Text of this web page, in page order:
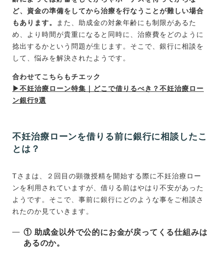
ど、資金の準備をしてから治療を行なうことが難しい場合
もあります。
また、助成金の対象年齢にも制限があるた
め、より時間が貴重になると同時に、治療費をどのように
捻出するかという問題が生じます。そこで、銀行に相談を
して、悩みを解決されたようです。
合わせてこちらもチエック
▶︎不妊治療ローン特集｜どこで借りるべき？不妊治療ロー
ン銀行9選
不妊治療ローンを借りる前に銀行に相談したこ
とは？
Tさまは、２回目の顕微授精を開始する際に不妊治療ロー
ンを利用されていますが、借りる前はやはり不安があった
ようです。そこで、事前に銀行にどのような事をご相談さ
れたのか見ていきます。
① 助成金以外で公的にお金が戻ってくる仕組みは
あるのか。